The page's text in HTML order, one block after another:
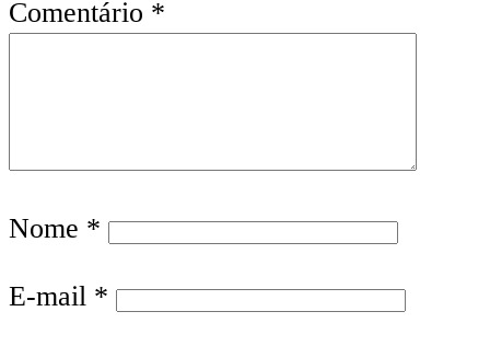
Comentário *
Nome *
E-mail *